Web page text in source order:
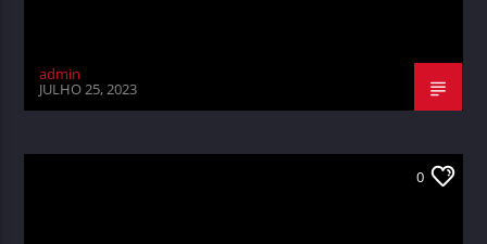
admin
JULHO 25, 2023
0